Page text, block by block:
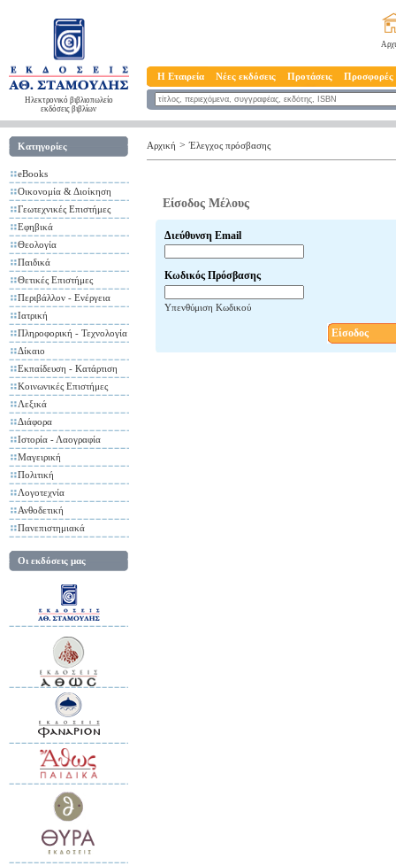
Ηλεκτρονικό βιβλιοπωλείο
εκδόσεις βιβλίων
Η Εταιρεία Νέες εκδόσεις Προτάσεις Προσφορές
Κατηγορίες
eBooks
Οικονομία & Διοίκηση
Γεωτεχνικές Επιστήμες
Εφηβικά
Θεολογία
Παιδικά
Θετικές Επιστήμες
Περιβάλλον - Ενέργεια
Ιατρική
Πληροφορική - Τεχνολογία
Δίκαιο
Εκπαίδευση - Κατάρτιση
Κοινωνικές Επιστήμες
Λεξικά
Διάφορα
Ιστορία - Λαογραφία
Μαγειρική
Πολιτική
Λογοτεχνία
Ανθοδετική
Πανεπιστημιακά
Οι εκδόσεις μας
Αρχική > Έλεγχος πρόσβασης
Είσοδος Μέλους
Διεύθυνση Email
Κωδικός Πρόσβασης
Υπενθύμιση Κωδικού
Είσοδος